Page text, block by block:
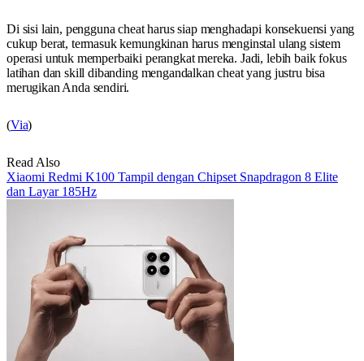
Di sisi lain, pengguna cheat harus siap menghadapi konsekuensi yang
cukup berat, termasuk kemungkinan harus menginstal ulang sistem
operasi untuk memperbaiki perangkat mereka. Jadi, lebih baik fokus
latihan dan skill dibanding mengandalkan cheat yang justru bisa
merugikan Anda sendiri.
(Via)
Read Also
Xiaomi Redmi K100 Tampil dengan Chipset Snapdragon 8 Elite
dan Layar 185Hz